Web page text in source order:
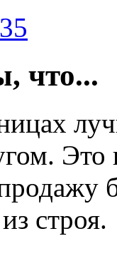
что...
Это
строя.